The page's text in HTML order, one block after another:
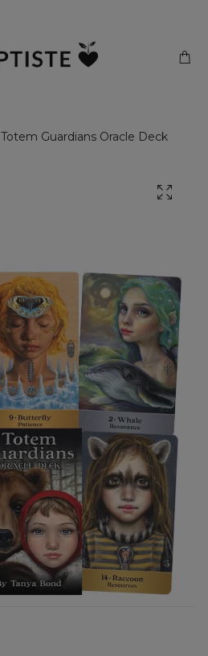
Totem Guardians Oracle Deck